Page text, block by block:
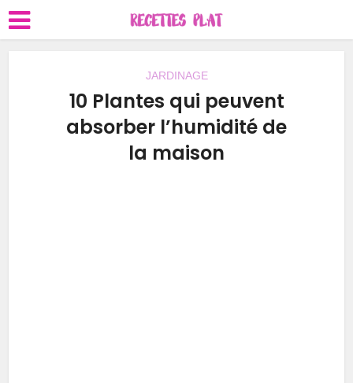
JARDINAGE
10 Plantes qui peuvent
absorber l’humidité de
la maison